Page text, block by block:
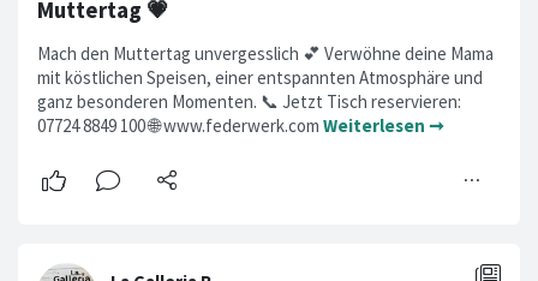
Muttertag 💗
Mach den Muttertag unvergesslich 💕 Verwöhne deine Mama
mit köstlichen Speisen, einer entspannten Atmosphäre und
ganz besonderen Momenten. 📞 Jetzt Tisch reservieren:
07724 8849 100 🌐 www.federwerk.com Weiterlesen ➞